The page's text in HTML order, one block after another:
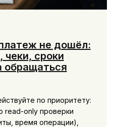
не дошёл:
чеки, сроки
обращаться
по приоритету:
read-only проверки
время операции),